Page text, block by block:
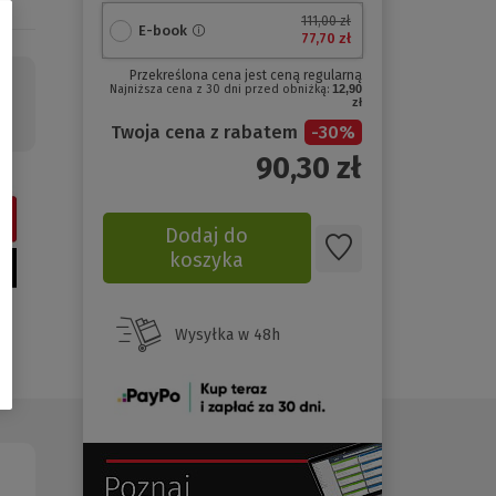
E-book
111,00 zł
77,70 zł
Przekreślona cena jest ceną regularną
Najniższa cena z 30 dni przed obniżką: 12,90
zł
Twoja cena z rabatem -30%
90,30 zł
Dodaj do
koszyka
Wysyłka w 48h
(Nowe